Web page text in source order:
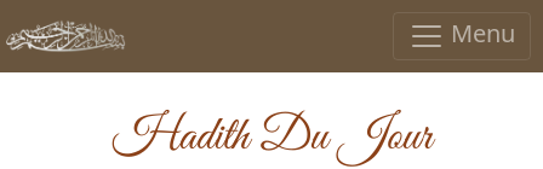
Menu
Hadith Du Jour